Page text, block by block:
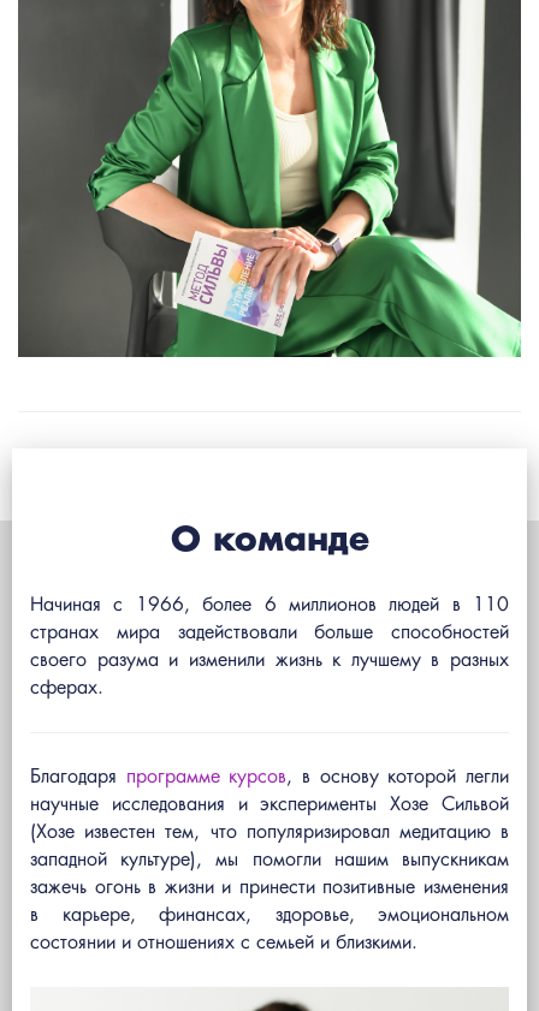
О команде
Начиная с 1966, более 6 миллионов людей в 110
странах мира задействовали больше способностей
своего разума и изменили жизнь к лучшему в разных
сферах.
Благодаря программе курсов, в основу которой легли
научные исследования и эксперименты Хозе Сильвой
(Хозе известен тем, что популяризировал медитацию в
западной культуре), мы помогли нашим выпускникам
зажечь огонь в жизни и принести позитивные изменения
в карьере, финансах, здоровье, эмоциональном
состоянии и отношениях с семьей и близкими.